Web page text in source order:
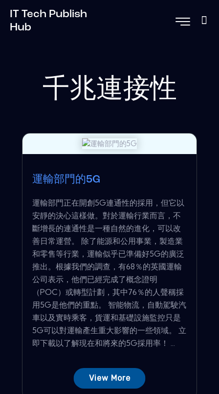
IT Tech Publish
Hub
千兆連接性
運輸部門的5G
運輸部門正在開創5G連通性的採用，但它以
安靜的決心這樣做。對於運輸行業而言，不
斷增長的連通性是一種自然的進化，可以改
善日常運營。 除了能源和公用事業，製造業
和零售等行業，運輸似乎已準備好5G的廣泛
推出。根據我們的調查，有68％的英國運輸
公司表示，他們已經完成了概念證明
（POC）或轉型計劃，其中76％的人聲稱採
用5G是他們的重點。 智能物流，自動駕駛汽
車以及實時乘客，貨運和基礎設施監控只是
5G可以對運輸產生重大影響的一些領域。 立
即下載以了解現在和將來的5G採用率！ ...
View More